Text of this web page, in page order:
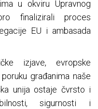
u okviru Upravnog
finalizirali proces
EU i ambasada
izjave, evropske
građanima naše
unija ostaje čvrsto i
sigurnosti i